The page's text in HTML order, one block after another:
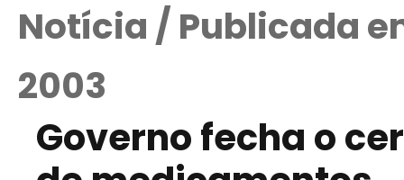
Notícia / Publicada
2003
Governo fecha o